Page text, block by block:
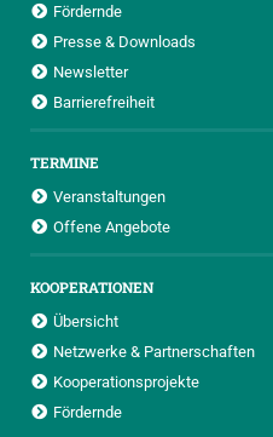
Fördernde
Presse & Downloads
Newsletter
Barrierefreiheit
TERMINE
Veranstaltungen
Offene Angebote
KOOPERATIONEN
Übersicht
Netzwerke & Partnerschaften
Kooperationsprojekte
Fördernde